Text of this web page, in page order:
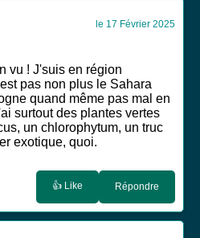
le 17 Février 2025
vu ! J'suis en région
pas non plus le Sahara
quand même pas mal en
surtout des plantes vertes
un chlorophytum, un truc
exotique, quoi.
👍 Like Répondre